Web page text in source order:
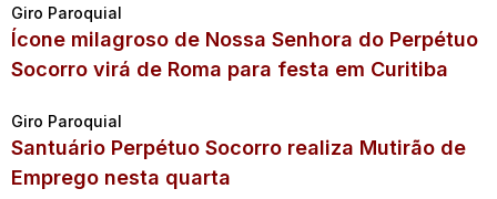
Giro Paroquial
Ícone milagroso de Nossa Senhora do Perpétuo
Socorro virá de Roma para festa em Curitiba
Giro Paroquial
Santuário Perpétuo Socorro realiza Mutirão de
Emprego nesta quarta